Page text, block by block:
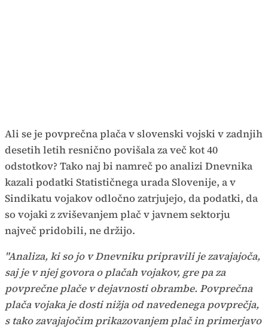
Ali se je povprečna plača v slovenski vojski v zadnjih
desetih letih resnično povišala za več kot 40
odstotkov? Tako naj bi namreč po analizi Dnevnika
kazali podatki Statističnega urada Slovenije, a v
Sindikatu vojakov odločno zatrjujejo, da podatki, da
so vojaki z zviševanjem plač v javnem sektorju
največ pridobili, ne držijo.
"Analiza, ki so jo v Dnevniku pripravili je zavajajoča,
saj je v njej govora o plačah vojakov, gre pa za
povprečne plače v dejavnosti obrambe. Povprečna
plača vojaka je dosti nižja od navedenega povprečja,
s tako zavajajočim prikazovanjem plač in primerjavo